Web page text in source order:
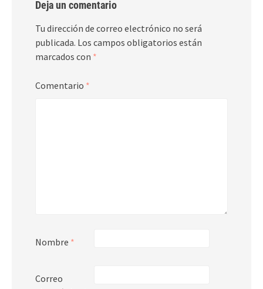
Deja un comentario
Tu dirección de correo electrónico no será
publicada. Los campos obligatorios están
marcados con *
Comentario *
Nombre *
Correo